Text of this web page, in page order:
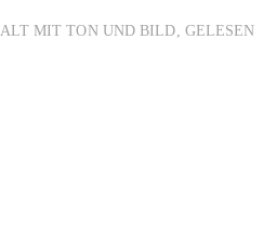
MIT TON UND BILD, GELESEN